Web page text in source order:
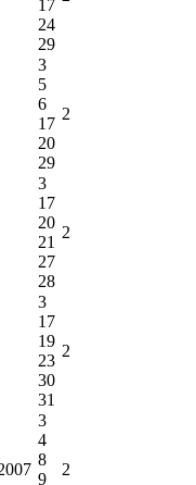
17
24
29
3
5
6
17
20
29
2
3
17
20
21
27
28
2
3
17
19
23
30
31
2
3
4
8
9
2